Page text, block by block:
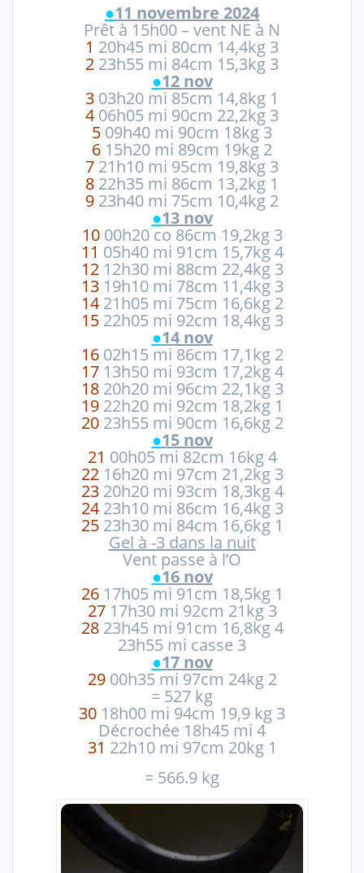
●11 novembre 2024
Prêt à 15h00 – vent NE à N
1 20h45 mi 80cm 14,4kg 3
2 23h55 mi 84cm 15,3kg 3
●12 nov
3 03h20 mi 85cm 14,8kg 1
4 06h05 mi 90cm 22,2kg 3
5 09h40 mi 90cm 18kg 3
6 15h20 mi 89cm 19kg 2
7 21h10 mi 95cm 19,8kg 3
8 22h35 mi 86cm 13,2kg 1
9 23h40 mi 75cm 10,4kg 2
●13 nov
1000h20 co 86cm 19,2kg 3
11 05h40 mi 91cm 15,7kg 4
1212h30 mi 88cm 22,4kg 3
1319h10 mi 78cm 11,4kg 3
1421h05 mi 75cm 16,6kg 2
1522h05 mi 92cm 18,4kg 3
●14 nov
1602h15 mi 86cm 17,1kg 2
1713h50 mi 93cm 17,2kg 4
1820h20 mi 96cm 22,1kg 3
1922h20 mi 92cm 18,2kg 1
2023h55 mi 90cm 16,6kg 2
●15 nov
21 00h05 mi 82cm 16kg 4
2216h20 mi 97cm 21,2kg 3
2320h20 mi 93cm 18,3kg 4
2423h10 mi 86cm 16,4kg 3
2523h30 mi 84cm 16,6kg 1
Gel à -3 dans la nuit
Vent passe à l’O
●16 nov
2617h05 mi 91cm 18,5kg 1
2717h30 mi 92cm 21kg 3
2823h45 mi 91cm 16,8kg 4
23h55 mi casse 3
●17 nov
2900h35 mi 97cm 24kg 2
= 527 kg
30 18h00 mi 94cm 19,9 kg 3
Décrochée 18h45 mi 4
31 22h10 mi 97cm 20kg 1
= 566.9 kg